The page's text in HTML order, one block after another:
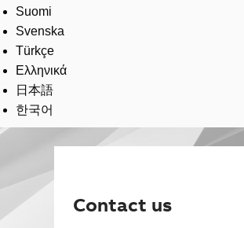
Suomi
Svenska
Türkçe
Ελληνικά
日本語
한국어
Contact us